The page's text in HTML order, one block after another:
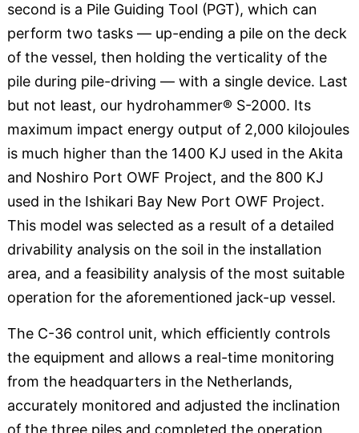
second is a Pile Guiding Tool (PGT), which can
perform two tasks — up-ending a pile on the deck
of the vessel, then holding the verticality of the
pile during pile-driving — with a single device. Last
but not least, our hydrohammer® S-2000. Its
maximum impact energy output of 2,000 kilojoules
is much higher than the 1400 KJ used in the Akita
and Noshiro Port OWF Project, and the 800 KJ
used in the Ishikari Bay New Port OWF Project.
This model was selected as a result of a detailed
drivability analysis on the soil in the installation
area, and a feasibility analysis of the most suitable
operation for the aforementioned jack-up vessel.
The C-36 control unit, which efficiently controls
the equipment and allows a real-time monitoring
from the headquarters in the Netherlands,
accurately monitored and adjusted the inclination